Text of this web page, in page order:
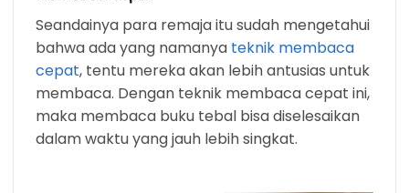
Seandainya para remaja itu sudah mengetahui
bahwa ada yang namanya teknik membaca
cepat, tentu mereka akan lebih antusias untuk
membaca. Dengan teknik membaca cepat ini,
maka membaca buku tebal bisa diselesaikan
dalam waktu yang jauh lebih singkat.